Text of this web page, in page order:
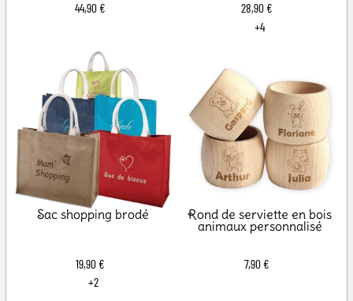
44,90 €
28,90 €
+4
Sac shopping brodé
19,90 €
+2
Rond de serviette en bois
animaux personnalisé
7,90 €